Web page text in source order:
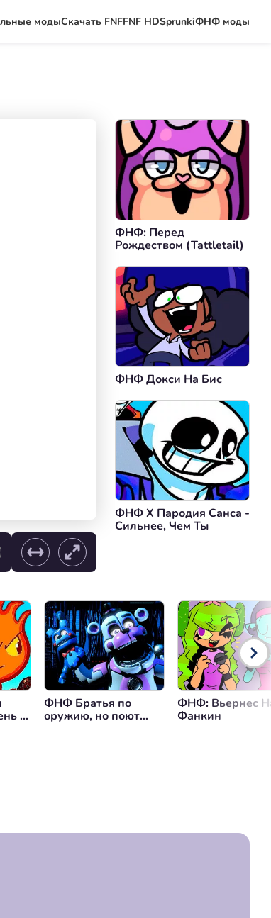
модыСкачать FNFFNF HDSprunkiФНФ моды
ФНФ: Перед
Рождеством (Tattletail)
ФНФ Докси На Бис
ФНФ X Пародия Санса -
Сильнее, Чем Ты
и
ФНФ Братья по
оружию, но поют
ФНФ: Вьернес
Фанкин